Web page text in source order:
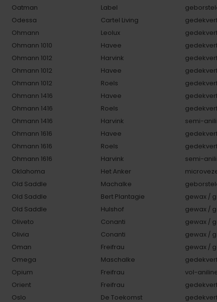
Oatman
Label
Odessa
Cartel Living
Ohmann
Leolux
Ohmann 1010
Havee
Ohmann 1012
Harvink
Ohmann 1012
Havee
Ohmann 1012
Roels
Ohmann 1416
Havee
Ohmann 1416
Roels
Ohmann 1416
Harvink
semi-
Ohmann 1616
Havee
Ohmann 1616
Roels
Ohmann 1616
Harvink
semi-
Oklahoma
Het Anker
Old Saddle
Machalke
Old Saddle
Bert Plantagie
gewax /
Old Saddle
Hulshof
gewax /
Oliveto
Conanti
gewax /
Olivia
Conanti
gewax /
Oman
Freifrau
gewax /
Omega
Maschalke
Opium
Freifrau
vol-
Orient
Freifrau
Oslo
De Toekomst